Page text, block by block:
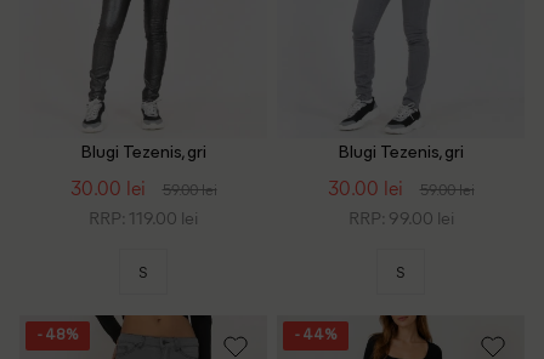
Blugi Tezenis, gri
30.00 lei 59.00 lei
RRP: 119.00 lei
S
Blugi Tezenis, gri
30.00 lei 59.00 lei
RRP: 99.00 lei
S
- 48% - 44%